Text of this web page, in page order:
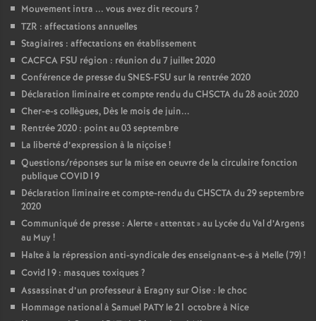
Mouvement intra ... vous avez dit recours ?
TZR : affectations annuelles
Stagiaires : affectations en établissement
CACFCA FSU région : réunion du 7 juillet 2020
Conférence de presse du SNES-FSU sur la rentrée 2020
Déclaration liminaire et compte rendu du CHSCTA du 28 août 2020
Cher-e-s collègues, Dès le mois de juin...
Rentrée 2020 : point au 03 septembre
La liberté d’expression à la niçoise!
Questions/réponses sur la mise en oeuvre de la circulaire fonction
publique COVID19
Déclaration liminaire et compte-rendu du CHSCTA du 29 septembre
2020
Communiqué de presse : Alerte «attentat» au Lycée du Val d’Argens
au Muy !
Halte à la répression anti-syndicale des enseignant-e-s à Melle (79)!
Covid19 : masques toxiques ?
Assassinat d’un professeur à Eragny sur Oise : le choc
Hommage national à Samuel PATY le 21 octobre à Nice